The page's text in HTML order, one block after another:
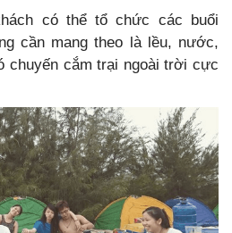
có thể tổ chức các buổi
cần mang theo là lều, nước,
chuyến cắm trại ngoài trời cực